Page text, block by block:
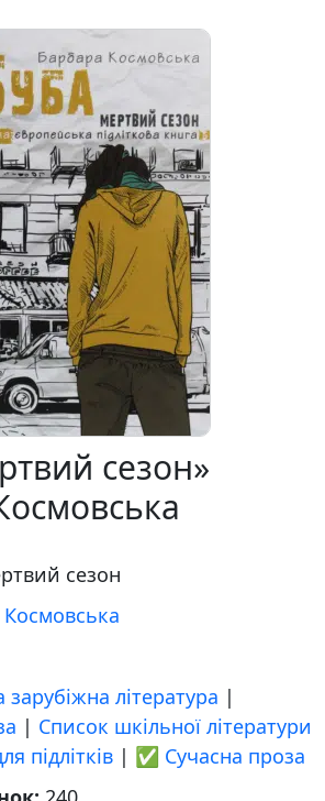
сезон»
сезон
зарубіжна література |
| Список шкільної літератури
підлітків | ✅ Сучасна проза